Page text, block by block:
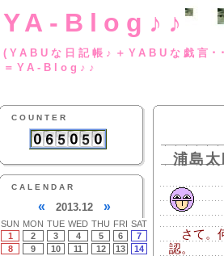
YA-Blog♪♪
(YABUな日記帳♪
＝YA-Blog♪♪
COUNTER
CALENDAR
« 2013.12 »
SUN MON TUE WED THU FRI SAT
1
2 3 4 5 6
7
8
9 10 11 12 13
14
浦島
さて。
認。